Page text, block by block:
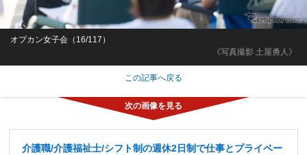
《写真撮影 土屋勇人》
オプカン女子会（16/117）
この記事へ戻る
介護職/介護福祉士/シフト制の週休2日制で仕事とプライベー